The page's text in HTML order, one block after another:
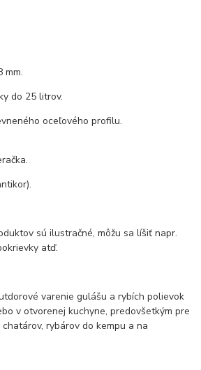
mm.
do 25 litrov.
oceľového profilu.
sú ilustračné, môžu sa líšiť napr.
atď.
varenie gulášu a rybích polievok
v otvorenej kuchyne, predovšetkým pre
rybárov do kempu a na